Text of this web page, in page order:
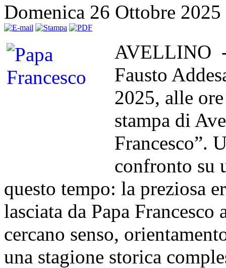
Domenica 26 Ottobre
AVELLINO -
Fausto
2025, alle
stampa di
Francesco”.
confronto su
questo tempo: la preziosa
lasciata da Papa
cercano senso,
una stagione storica